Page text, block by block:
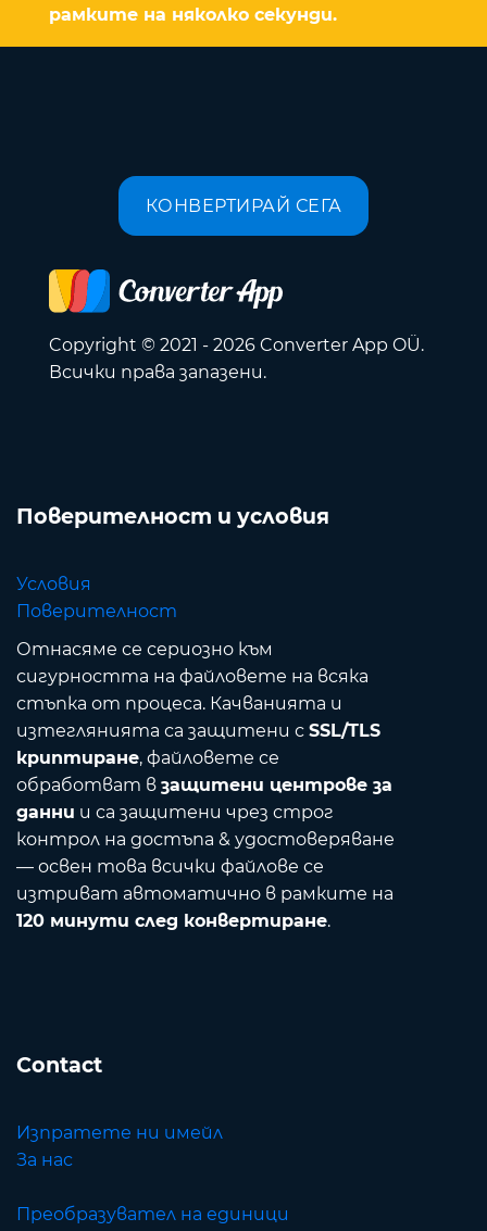
рамките на няколко секунди.
КОНВЕРТИРАЙ СЕГА
Copyright © 2021 - 2026 Converter App OÜ.
Всички права запазени.
Поверителност и условия
Условия
Поверителност
Отнасяме се сериозно към
сигурността на файловете на всяка
стъпка от процеса. Качванията и
изтеглянията са защитени с SSL/TLS
криптиране, файловете се
обработват в защитени центрове за
данни и са защитени чрез строг
контрол на достъпа & удостоверяване
— освен това всички файлове се
изтриват автоматично в рамките на
120 минути след конвертиране.
Contact
Изпратете ни имейл
За нас
Преобразувател на единици